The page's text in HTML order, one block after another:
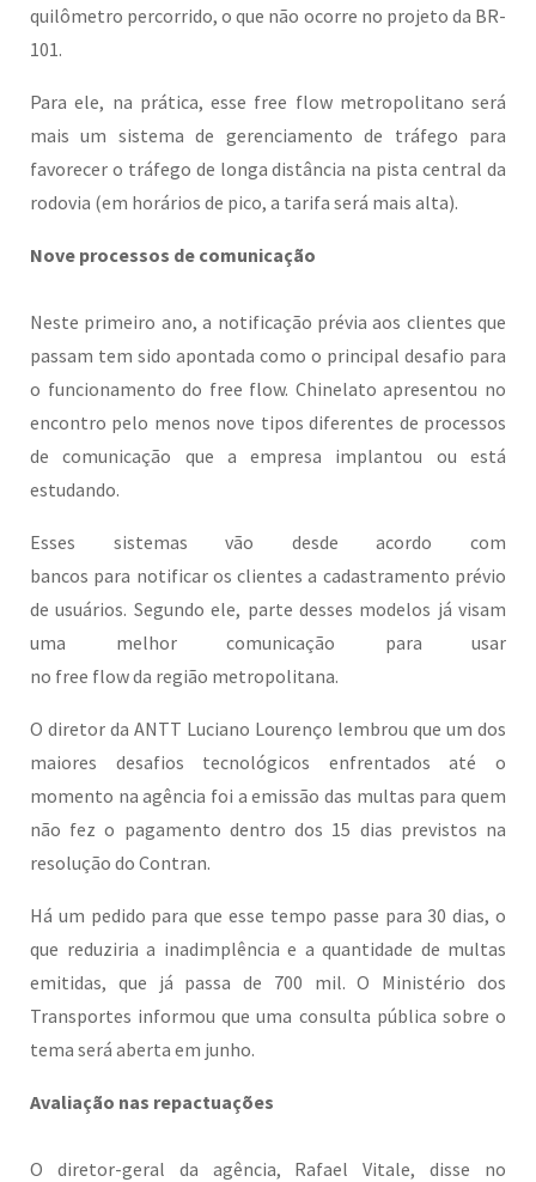
quilômetro percorrido, o que não ocorre no projeto da BR-
101.
Para ele, na prática, esse free flow metropolitano será
mais um sistema de gerenciamento de tráfego para
favorecer o tráfego de longa distância na pista central da
rodovia (em horários de pico, a tarifa será mais alta).
Nove processos de comunicação
Neste primeiro ano, a notificação prévia aos clientes que
passam tem sido apontada como o principal desafio para
o funcionamento do free flow. Chinelato apresentou no
encontro pelo menos nove tipos diferentes de processos
de comunicação que a empresa implantou ou está
estudando.
Esses sistemas vão desde acordo com
bancos para notificar os clientes a cadastramento prévio
de usuários. Segundo ele, parte desses modelos já visam
uma melhor comunicação para usar
no free flow da região metropolitana.
O diretor da ANTT Luciano Lourenço lembrou que um dos
maiores desafios tecnológicos enfrentados até o
momento na agência foi a emissão das multas para quem
não fez o pagamento dentro dos 15 dias previstos na
resolução do Contran.
Há um pedido para que esse tempo passe para 30 dias, o
que reduziria a inadimplência e a quantidade de multas
emitidas, que já passa de 700 mil. O Ministério dos
Transportes informou que uma consulta pública sobre o
tema será aberta em junho.
Avaliação nas repactuações
O diretor-geral da agência, Rafael Vitale, disse no